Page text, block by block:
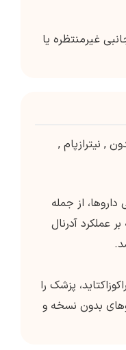
غیرمنتظره یا
, نیترازپام ,
از جمله
عملکرد آدرنال
پزشک را
بدون نسخه و